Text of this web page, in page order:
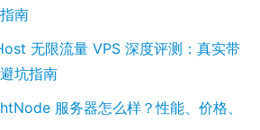
南
无限流量 VPS 深度评测：真实带
坑指南
服务器怎么样？性能、价格、